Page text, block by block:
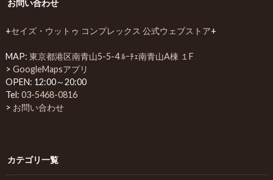
お問い合わせ
+セイズ・ウットゥ コンプレックス 公式ウェブストア+
MAP: 東京都港区南青山5-5-4 ﾙｰﾁｪ南青山A棟 １F
> GoogleMapsアプリ
OPEN: 12:00～20:00
Tel: 03-5468-0816
> お問い合わせ
カテゴリ一覧